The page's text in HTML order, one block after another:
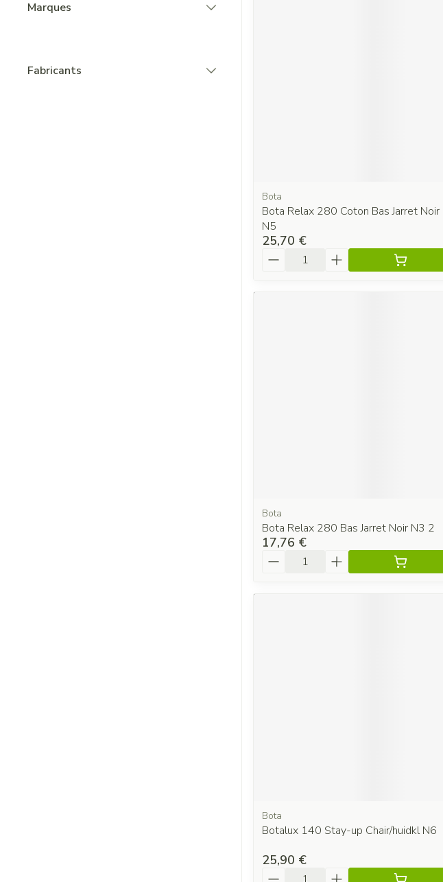
Marques
Fabricants
Bota
Bota Relax 280 Coton Bas Jarret Noir
N5
25,70 €
Quantité
Bota
Bota Relax 280 Bas Jarret Noir N3 2
17,76 €
Quantité
Bota
Botalux 140 Stay-up Chair/huidkl N6
25,90 €
Quantité